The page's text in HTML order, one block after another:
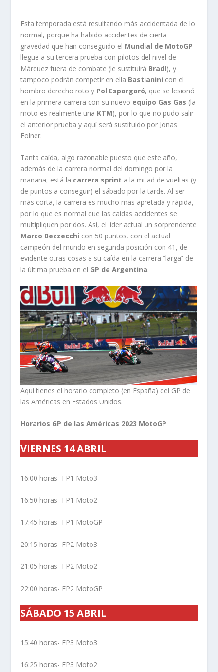
Esta temporada está resultando más accidentada de lo
normal, porque ha habido accidentes de cierta
gravedad que han conseguido el Mundial de MotoGP
llegue a su tercera prueba con pilotos del nivel de
Márquez fuera de combate (le sustituirá Bradl), y
tampoco podrán competir en ella Bastianini con el
hombro derecho roto y Pol Espargaró, que se lesionó
en la primera carrera con su nuevo equipo Gas Gas (la
moto es realmente una KTM), por lo que no pudo salir
el anterior prueba y aquí será sustituido por Jonas
Folner.
Tanta caída, algo razonable puesto que este año,
además de la carrera normal del domingo por la
mañana, está la carrera sprint a la mitad de vueltas (y
de puntos a conseguir) el sábado por la tarde. Al ser
más corta, la carrera es mucho más apretada y rápida,
por lo que es normal que las caídas accidentes se
multipliquen por dos. Así, el líder actual un sorprendente
Marco Bezzecchi con 50 puntos, con el actual
campeón del mundo en segunda posición con 41, de
evidente otras cosas a su caída en la carrera “larga” de
la última prueba en el GP de Argentina.
Aquí tienes el horario completo (en España) del GP de
las Américas en Estados Unidos.
Horarios GP de las Américas 2023 MotoGP
VIERNES 14 ABRIL
16:00 horas- FP1 Moto3
16:50 horas- FP1 Moto2
17:45 horas- FP1 MotoGP
20:15 horas- FP2 Moto3
21:05 horas- FP2 Moto2
22:00 horas- FP2 MotoGP
SÁBADO 15 ABRIL
15:40 horas- FP3 Moto3
16:25 horas- FP3 Moto2